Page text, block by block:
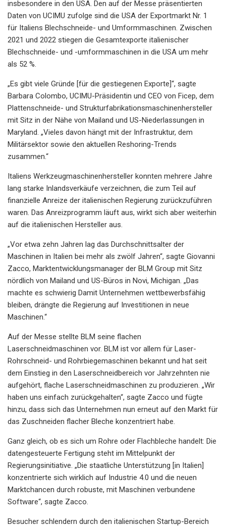
insbesondere in den USA. Den auf der Messe präsentierten
Daten von UCIMU zufolge sind die USA der Exportmarkt Nr. 1
für Italiens Blechschneide- und Umformmaschinen. Zwischen
2021 und 2022 stiegen die Gesamtexporte italienischer
Blechschneide- und -umformmaschinen in die USA um mehr
als 52 %.
„Es gibt viele Gründe [für die gestiegenen Exporte]“, sagte
Barbara Colombo, UCIMU-Präsidentin und CEO von Ficep, dem
Plattenschneide- und Strukturfabrikationsmaschinenhersteller
mit Sitz in der Nähe von Mailand und US-Niederlassungen in
Maryland. „Vieles davon hängt mit der Infrastruktur, dem
Militärsektor sowie den aktuellen Reshoring-Trends
zusammen.“
Italiens Werkzeugmaschinenhersteller konnten mehrere Jahre
lang starke Inlandsverkäufe verzeichnen, die zum Teil auf
finanzielle Anreize der italienischen Regierung zurückzuführen
waren. Das Anreizprogramm läuft aus, wirkt sich aber weiterhin
auf die italienischen Hersteller aus.
„Vor etwa zehn Jahren lag das Durchschnittsalter der
Maschinen in Italien bei mehr als zwölf Jahren“, sagte Giovanni
Zacco, Marktentwicklungsmanager der BLM Group mit Sitz
nördlich von Mailand und US-Büros in Novi, Michigan. „Das
machte es schwierig Damit Unternehmen wettbewerbsfähig
bleiben, drängte die Regierung auf Investitionen in neue
Maschinen.“
Auf der Messe stellte BLM seine flachen
Laserschneidmaschinen vor. BLM ist vor allem für Laser-
Rohrschneid- und Rohrbiegemaschinen bekannt und hat seit
dem Einstieg in den Laserschneidbereich vor Jahrzehnten nie
aufgehört, flache Laserschneidmaschinen zu produzieren. „Wir
haben uns einfach zurückgehalten“, sagte Zacco und fügte
hinzu, dass sich das Unternehmen nun erneut auf den Markt für
das Zuschneiden flacher Bleche konzentriert habe.
Ganz gleich, ob es sich um Rohre oder Flachbleche handelt: Die
datengesteuerte Fertigung steht im Mittelpunkt der
Regierungsinitiative. „Die staatliche Unterstützung [in Italien]
konzentrierte sich wirklich auf Industrie 4.0 und die neuen
Marktchancen durch robuste, mit Maschinen verbundene
Software“, sagte Zacco.
Besucher schlendern durch den italienischen Startup-Bereich